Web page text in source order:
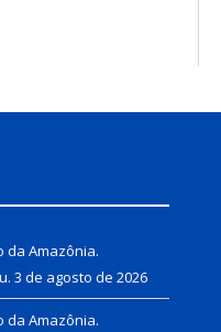
da Amazônia.
3 de agosto de 2026
da Amazônia.